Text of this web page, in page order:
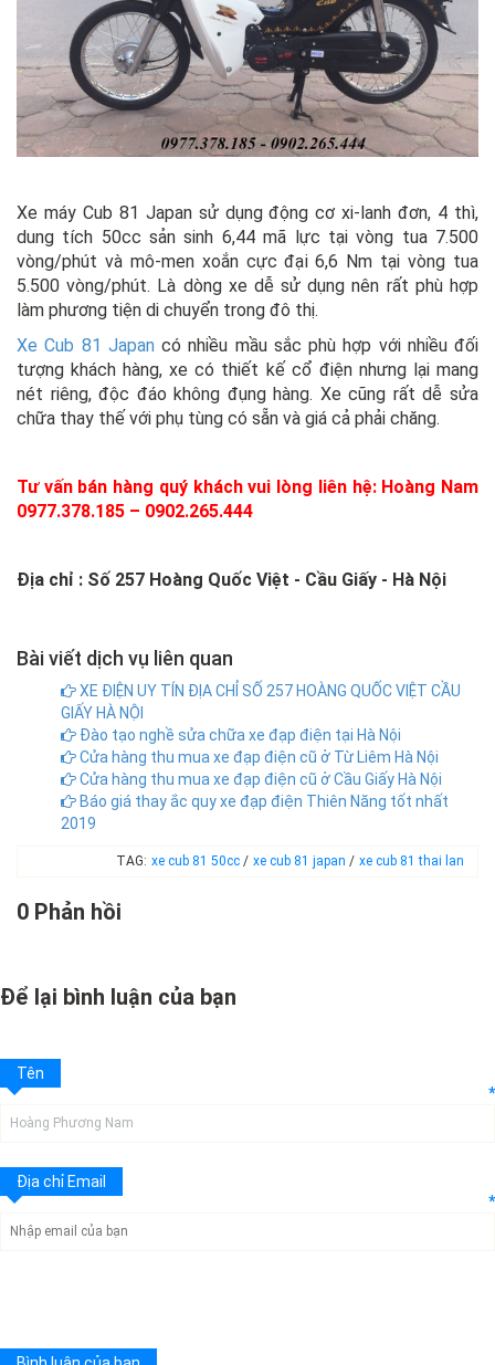
Xe máy Cub 81 Japan sử dụng động cơ xi-lanh đơn, 4 thì,
dung tích 50cc sản sinh 6,44 mã lực tại vòng tua 7.500
vòng/phút và mô-men xoắn cực đại 6,6 Nm tại vòng tua
5.500 vòng/phút. Là dòng xe dễ sử dụng nên rất phù hợp
làm phương tiện di chuyển trong đô thị.
Xe Cub 81 Japancó nhiều mầu sắc phù hợp với nhiều đối
tượng khách hàng, xe có thiết kế cổ điện nhưng lại mang
nét riêng, độc đáo không đụng hàng. Xe cũng rất dễ sửa
chữa thay thế với phụ tùng có sẵn và giá cả phải chăng.
Tư vấn bán hàng quý khách vui lòng liên hệ: Hoàng Nam
0977.378.185 – 0902.265.444
Địa chỉ : Số 257 Hoàng Quốc Việt - Cầu Giấy - Hà Nội
Bài viết dịch vụ liên quan
XE ĐIỆN UY TÍN ĐỊA CHỈ SỐ 257 HOÀNG QUỐC VIỆT CẦU
GIẤY HÀ NỘI
Đào tạo nghề sửa chữa xe đạp điện tại Hà Nội
Cửa hàng thu mua xe đạp điện cũ ở Từ Liêm Hà Nội
Cửa hàng thu mua xe đạp điện cũ ở Cầu Giấy Hà Nội
Báo giá thay ắc quy xe đạp điện Thiên Năng tốt nhất
2019
TAG: xe cub 81 50cc / xe cub 81 japan / xe cub 81 thai lan
0 Phản hồi
Để lại bình luận của bạn
Tên
*
Địa chỉ Email
*